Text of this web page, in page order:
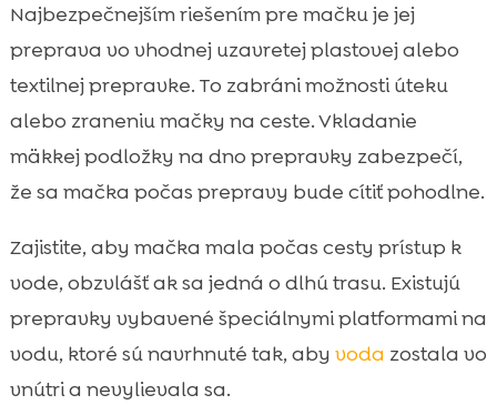
Najbezpečnejším riešením pre mačku je jej
preprava vo vhodnej uzavretej plastovej alebo
textilnej prepravke. To zabráni možnosti úteku
alebo zraneniu mačky na ceste. Vkladanie
mäkkej podložky na dno prepravky zabezpečí,
že sa mačka počas prepravy bude cítiť pohodlne.
Zajistite, aby mačka mala počas cesty prístup k
vode, obzvlášť ak sa jedná o dlhú trasu. Existujú
prepravky vybavené špeciálnymi platformami na
vodu, ktoré sú navrhnuté tak, aby voda zostala vo
vnútri a nevylievala sa.